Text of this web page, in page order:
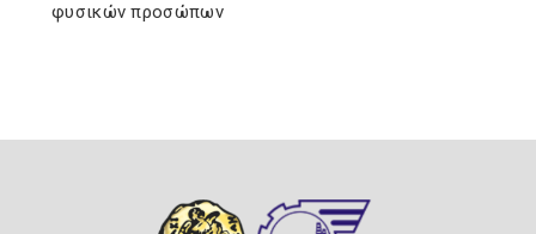
φυσικών προσώπων